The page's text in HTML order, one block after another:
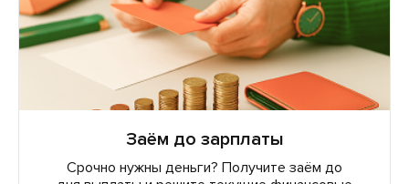
Заём до зарплаты
Срочно нужны деньги? Получите заём до